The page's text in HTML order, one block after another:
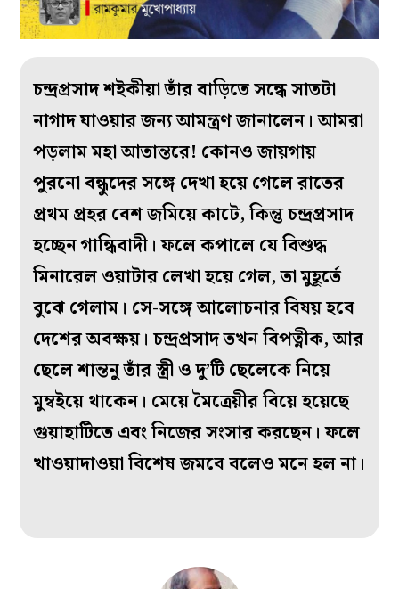
চন্দ্রপ্রসাদ শইকীয়া তাঁর বাড়িতে সন্ধে সাতটা
নাগাদ যাওয়ার জন্য আমন্ত্রণ জানালেন। আমরা
পড়লাম মহা আতান্তরে! কোনও জায়গায়
পুরনো বন্ধুদের সঙ্গে দেখা হয়ে গেলে রাতের
প্রথম প্রহর বেশ জমিয়ে কাটে, কিন্তু চন্দ্রপ্রসাদ
হচ্ছেন গান্ধিবাদী। ফলে কপালে যে বিশুদ্ধ
মিনারেল ওয়াটার লেখা হয়ে গেল, তা মুহূর্তে
বুঝে গেলাম। সে-সঙ্গে আলোচনার বিষয় হবে
দেশের অবক্ষয়। চন্দ্রপ্রসাদ তখন বিপত্নীক, আর
ছেলে শান্তনু তাঁর স্ত্রী ও দু’টি ছেলেকে নিয়ে
মুম্বইয়ে থাকেন। মেয়ে মৈত্রেয়ীর বিয়ে হয়েছে
গুয়াহাটিতে এবং নিজের সংসার করছেন। ফলে
খাওয়াদাওয়া বিশেষ জমবে বলেও মনে হল না।